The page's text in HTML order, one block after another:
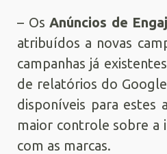
– Os Anúncios de
atribuídos a novas
campanhas já
de relatórios do
disponíveis para estes
maior controle sobre a
com as marcas.